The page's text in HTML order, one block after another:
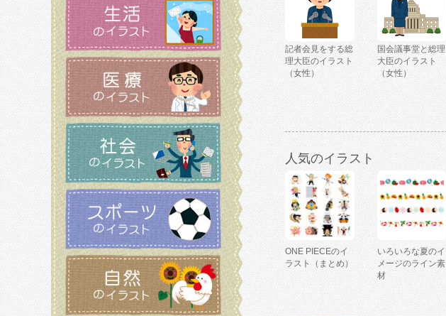
記者会見をする総
理大臣のイラスト
（女性）
国会議事堂と総理
大臣のイラスト
（女性）
人気のイラスト
ONE PIECEのイ
ラスト（まとめ）
いろいろな夏のイ
メージのライン素
材